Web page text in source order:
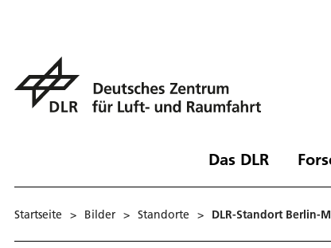
Das DLR
Startseite > Bilder > Standorte > DLR-Standort Berlin-